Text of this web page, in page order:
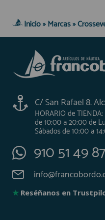
AFILIADOS
INFORMACION
910 60 71 03
HORARIO de TIENDA:
de 10:00 a 20:00 de
Sábados de 10:00 a 14:00
910 51 49 87
Inicio» Marcas»
C/ San Rafael 8.
HORARIO de TIENDA:
de 10:00 a 20:00 de
Sábados de 10:00 a
910 51 49 87
★Reséñanos en